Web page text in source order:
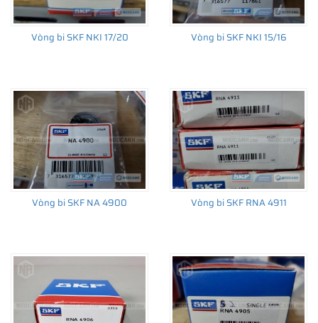
Vòng bi SKF NKI 17/20 Vòng bi SKF NKI 15/16
Vòng bi SKF NA 4900 Vòng bi SKF RNA 4911